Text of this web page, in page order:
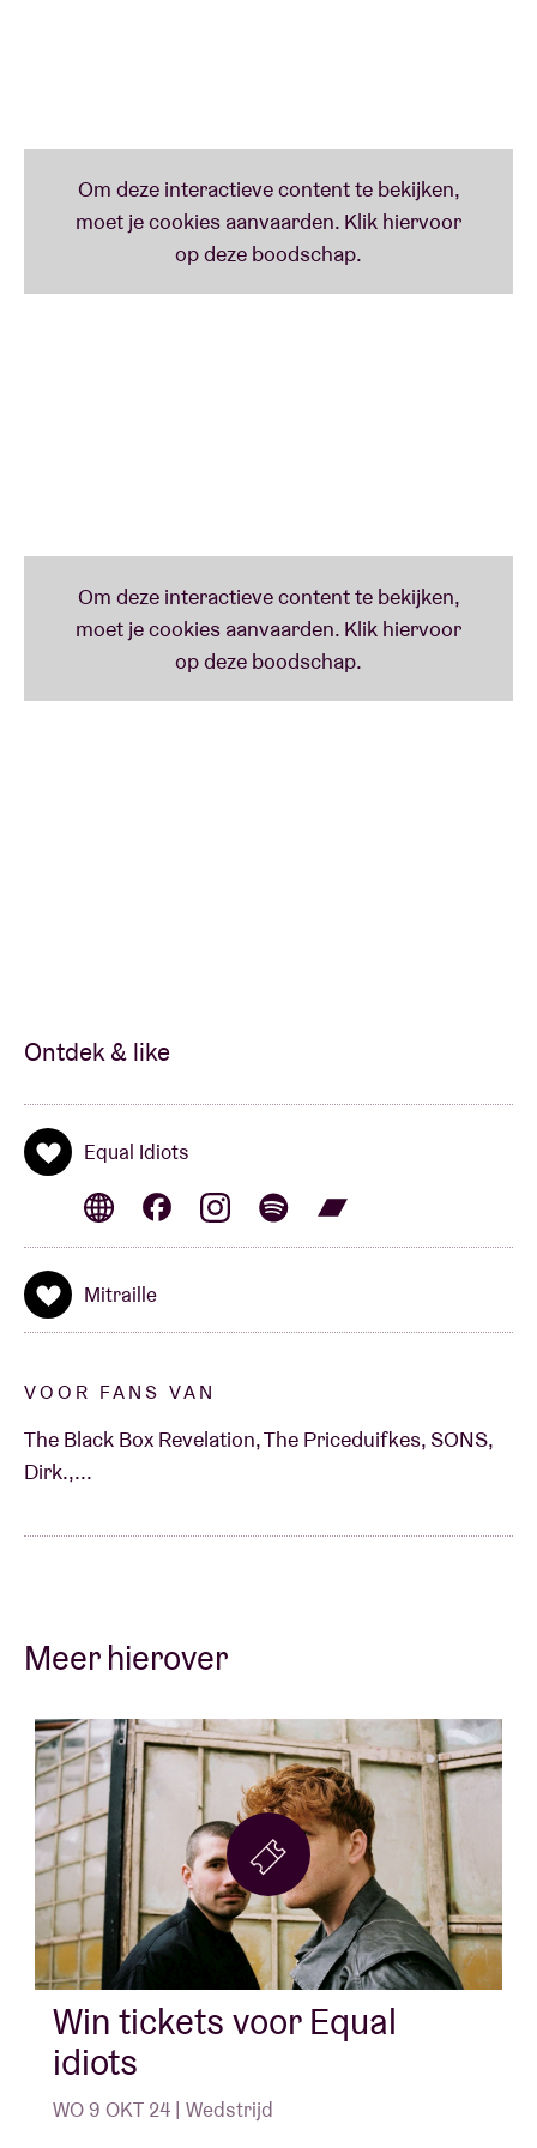
Ontdek & like
Equal Idiots
Mitraille
VOOR FANS VAN
The Black Box Revelation, The Priceduifkes, SONS,
Dirk.,...
Meer hierover
Win tickets voor Equal
idiots
WO 9 OKT 24 | Wedstrijd